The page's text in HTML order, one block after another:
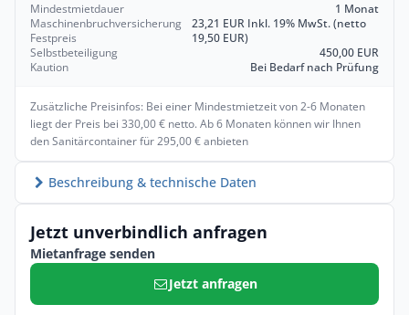
Mindestmietdauer
1 Monat
Maschinenbruchversicherung
Festpreis
23,21 EUR Inkl. 19% MwSt. (netto
19,50 EUR)
Selbstbeteiligung
450,00 EUR
Kaution
Bei Bedarf nach Prüfung
Zusätzliche Preisinfos: Bei einer Mindestmietzeit von 2-6 Monaten
liegt der Preis bei 330,00 € netto. Ab 6 Monaten können wir Ihnen
den Sanitärcontainer für 295,00 € anbieten
Beschreibung & technische Daten
Jetzt unverbindlich anfragen
Mietanfrage senden
Jetzt anfragen